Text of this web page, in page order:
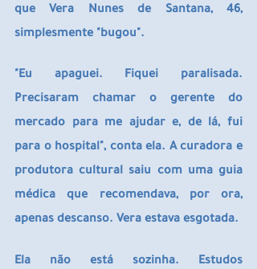
que Vera Nunes de Santana, 46,
simplesmente "bugou".
"Eu apaguei. Fiquei paralisada.
Precisaram chamar o gerente do
mercado para me ajudar e, de lá, fui
para o hospital", conta ela. A curadora e
produtora cultural saiu com uma guia
médica que recomendava, por ora,
apenas descanso. Vera estava esgotada.
Ela não está sozinha. Estudos